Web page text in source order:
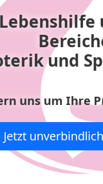
und
uns um Ihre
Jetzt